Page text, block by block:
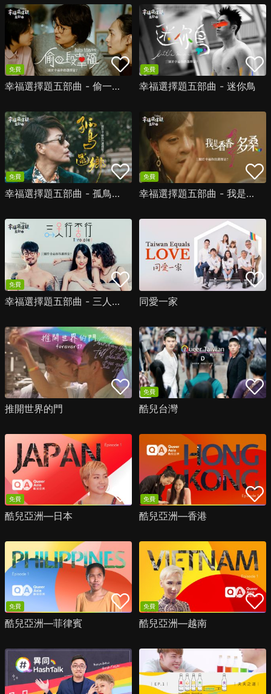
免費
幸福選擇題五部曲 - 偷一段幸福
免費
幸福選擇題五部曲 - 迷你鳥
免費
幸福選擇題五部曲 - 孤鳥還鄉
免費
幸福選擇題五部曲 - 我是香香多桑
免費
幸福選擇題五部曲 - 三人行不行 同愛一家
推開世界的門
免費
酷兒台灣
免費
酷兒亞洲—日本
免費
酷兒亞洲—香港
免費
酷兒亞洲—菲律賓
免費
酷兒亞洲—越南